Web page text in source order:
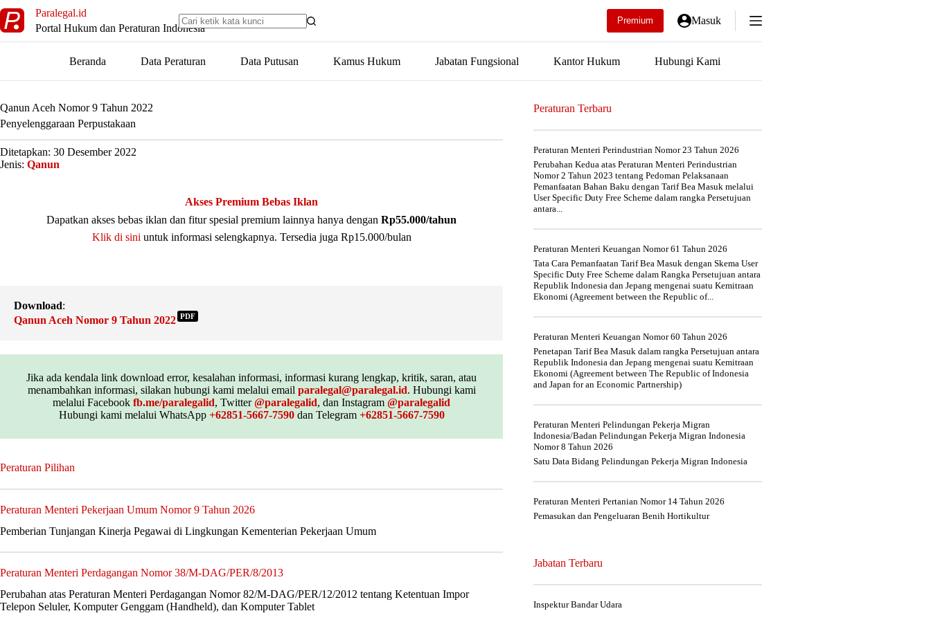
to
content
Paralegal.id
Portal Hukum dan Peraturan Indonesia
Premium Masuk
Beranda Data Peraturan Data Putusan Kamus Hukum Jabatan Fungsional Kantor Hukum Hubungi Kami
Qanun Aceh Nomor 9 Tahun 2022
Penyelenggaraan Perpustakaan
Ditetapkan: 30 Desember 2022
Jenis: Qanun
Akses Premium Bebas Iklan
Dapatkan akses bebas iklan dan fitur spesial premium lainnya hanya dengan Rp55.000/tahun
Klik di sini untuk informasi selengkapnya. Tersedia juga Rp15.000/bulan
Download:
Qanun Aceh Nomor 9 Tahun 2022 PDF
Jika ada kendala link download error, kesalahan informasi, informasi kurang lengkap, kritik, saran, atau
menambahkan informasi, silakan hubungi kami melalui email paralegal@paralegal.id. Hubungi kami
melalui Facebook fb.me/paralegalid, Twitter@paralegalid, dan Instagram @paralegalid
Hubungi kami melalui WhatsApp +62851-5667-7590dan Telegram +62851-5667-7590
Peraturan Pilihan
Peraturan Menteri Pekerjaan Umum Nomor 9 Tahun 2026
Pemberian Tunjangan Kinerja Pegawai di Lingkungan Kementerian Pekerjaan Umum
Peraturan Menteri Perdagangan Nomor 38/M-DAG/PER/8/2013
Perubahan atas Peraturan Menteri Perdagangan Nomor 82/M-DAG/PER/12/2012 tentang Ketentuan Impor
Telepon Seluler, Komputer Genggam (Handheld), dan Komputer Tablet
Peraturan Terbaru
Peraturan Menteri Perindustrian Nomor 23 Tahun 2026
Perubahan Kedua atas Peraturan Menteri Perindustrian
Nomor 2 Tahun 2023 tentang Pedoman Pelaksanaan
Pemanfaatan Bahan Baku dengan Tarif Bea Masuk melalui
User Specific Duty Free Scheme dalam rangka Persetujuan
antara...
Peraturan Menteri Keuangan Nomor 61 Tahun 2026
Tata Cara Pemanfaatan Tarif Bea Masuk dengan Skema User
Specific Duty Free Scheme dalam Rangka Persetujuan antara
Republik Indonesia dan Jepang mengenai suatu Kemitraan
Ekonomi (Agreement between the Republic of...
Peraturan Menteri Keuangan Nomor 60 Tahun 2026
Penetapan Tarif Bea Masuk dalam rangka Persetujuan antara
Republik Indonesia dan Jepang mengenai suatu Kemitraan
Ekonomi (Agreement between The Republic of Indonesia
and Japan for an Economic Partnership)
Peraturan Menteri Pelindungan Pekerja Migran
Indonesia/Badan Pelindungan Pekerja Migran Indonesia
Nomor 8 Tahun 2026
Satu Data Bidang Pelindungan Pekerja Migran Indonesia
Peraturan Menteri Pertanian Nomor 14 Tahun 2026
Pemasukan dan Pengeluaran Benih Hortikultur
Jabatan Terbaru
Inspektur Bandar Udara